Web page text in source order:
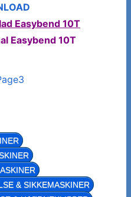
Easybend 10T
Easybend 10T
3
& SIKKEMASKINER